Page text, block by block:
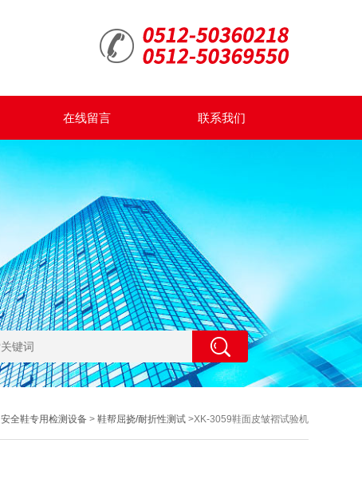
在线留言 联系我们
全鞋专用检测设备> 鞋帮屈挠/耐折性测试>XK-3059鞋面皮皱褶试验机